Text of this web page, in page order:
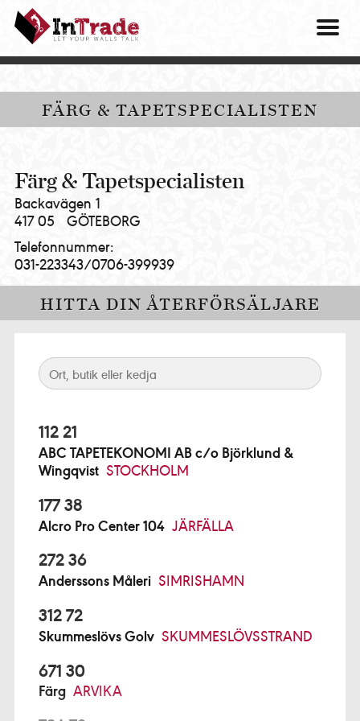
Intrade
ITG
AB
|
your
walls
talk
FÄRG & TAPETSPECIALISTEN
Färg & Tapetspecialisten
Backavägen 1
417 05
GÖTEBORG
Telefonnummer:
031-223343/0706-399939
HITTA DIN ÅTERFÖRSÄLJARE
112 21
ABC TAPETEKONOMI AB c/o Björklund &
Wingqvist STOCKHOLM
177 38
Alcro Pro Center 104 JÄRFÄLLA
272 36
Anderssons Måleri SIMRISHAMN
312 72
Skummeslövs Golv SKUMMESLÖVSSTRAND
671 30
Färg ARVIKA
OM
VÅRA
HITTA